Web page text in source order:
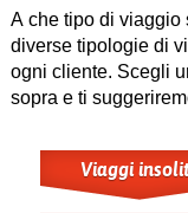
A che tipo di viaggio
diverse tipologie di
ogni cliente. Scegli
sopra e ti
Viaggi